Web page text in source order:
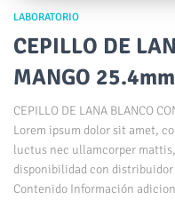
LABORATORIO
CEPILLO DE
MANGO 25.4mm
CEPILLO DE LANA BLANCO
Lorem ipsum dolor sit amet,
luctus nec ullamcorper
disponibilidad con
Contenido Información